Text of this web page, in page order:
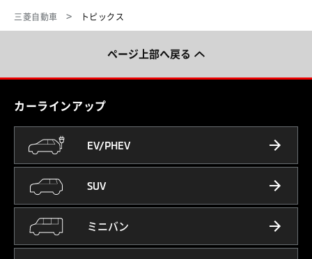
三菱自動車 トピックス
ページ上部へ戻る
カーラインアップ
EV/PHEV
SUV
ミニバン